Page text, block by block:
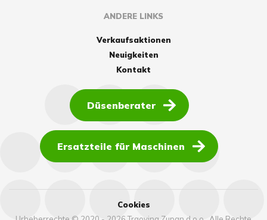
ANDERE LINKS
Verkaufsaktionen
Neuigkeiten
Kontakt
Düsenberater
Ersatzteile für Maschinen
Cookies